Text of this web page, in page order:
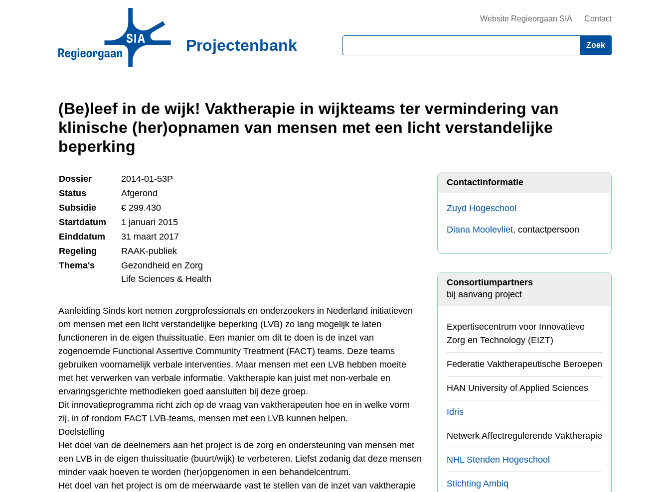
Projectenbank
Website Regieorgaan SIA Contact
(Be)leef in de wijk! Vaktherapie in wijkteams ter vermindering van
klinische (her)opnamen van mensen met een licht verstandelijke
beperking
Dossier
2014-01-53P
Status
Afgerond
Subsidie
€ 299.430
Startdatum
1 januari 2015
Einddatum
31 maart 2017
Regeling
RAAK-publiek
Thema's
Gezondheid en Zorg
Life Sciences & Health
Aanleiding Sinds kort nemen zorgprofessionals en onderzoekers in Nederland initiatieven
om mensen met een licht verstandelijke beperking (LVB) zo lang mogelijk te laten
functioneren in de eigen thuissituatie. Een manier om dit te doen is de inzet van
zogenoemde Functional Assertive Community Treatment (FACT) teams. Deze teams
gebruiken voornamelijk verbale interventies. Maar mensen met een LVB hebben moeite
met het verwerken van verbale informatie. Vaktherapie kan juist met non-verbale en
ervaringsgerichte methodieken goed aansluiten bij deze groep.
Dit innovatieprogramma richt zich op de vraag van vaktherapeuten hoe en in welke vorm
zij, in of rondom FACT LVB-teams, mensen met een LVB kunnen helpen.
Doelstelling
Het doel van de deelnemers aan het project is de zorg en ondersteuning van mensen met
een LVB in de eigen thuissituatie (buurt/wijk) te verbeteren. Liefst zodanig dat deze mensen
minder vaak hoeven te worden (her)opgenomen in een behandelcentrum.
Het doel van het project is om de meerwaarde vast te stellen van de inzet van vaktherapie
Contactinformatie
Zuyd Hogeschool
Diana Moolevliet, contactpersoon
Consortiumpartners
bij aanvang project
Expertisecentrum voor Innovatieve
Zorg en Technology (EIZT)
Federatie Vaktherapeutische Beroepen
HAN University of Applied Sciences
Idris
Netwerk Affectregulerende Vaktherapie
NHL Stenden Hogeschool
Stichting Ambiq